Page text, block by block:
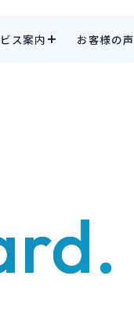
ス案内 お客様の声